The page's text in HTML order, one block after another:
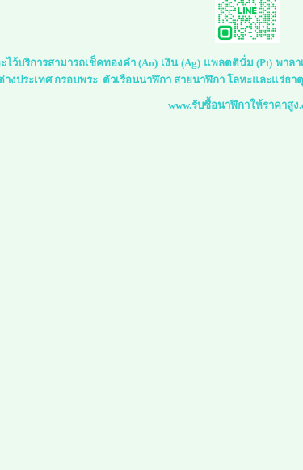
ไว้บริการสามารถเช็คทองคำ (Au) เงิน (Ag) แพลตตินั่ม (Pt) พาล
งประเทศ กรอบพระ ตัวเรือนนาฬิกา สายนาฬิกา โลหะและแร่ธ
www.รับซื้อนาฬิกาให้ราคาสูง